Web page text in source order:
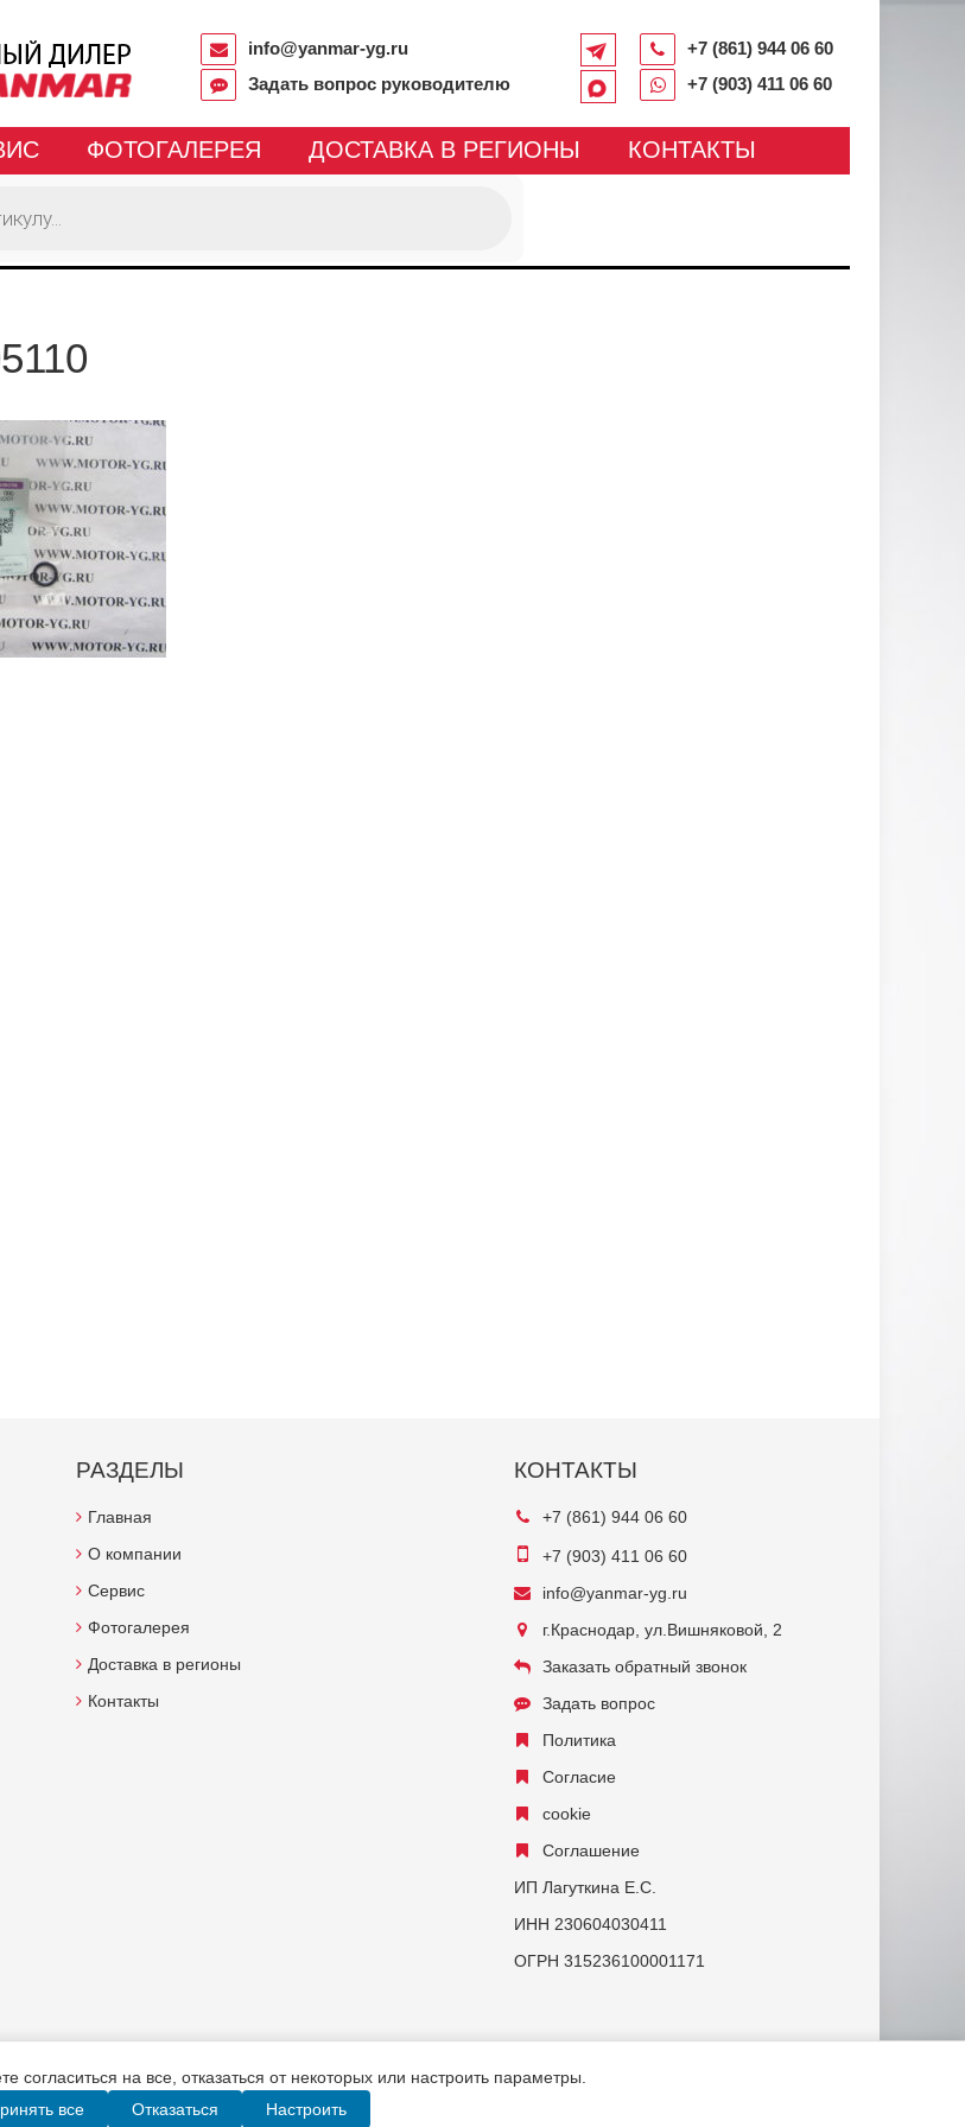
+7 (861) 944 06 60
+7 (903) 411 06 60
info@yanmar-yg.ru
Задать вопрос руководителю
ФОТОГАЛЕРЕЯ ДОСТАВКА В РЕГИОНЫ КОНТАКТЫ
РАЗДЕЛЫ
Главная
О компании
Сервис
Фотогалерея
Доставка в регионы
Контакты
КОНТАКТЫ
+7 (861) 944 06 60
+7 (903) 411 06 60
info@yanmar-yg.ru
г.Краснодар, ул.Вишняковой, 2
Заказать обратный звонок
Задать вопрос
Политика
Согласие
cookie
Соглашение
ИП Лагуткина Е.С.
ИНН 230604030411
ОГРН 315236100001171
на все, отказаться от некоторых или настроить параметры.
все
Отказаться Настроить